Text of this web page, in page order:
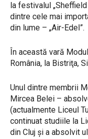
la festivalul
dintre cele mai
din lume – „Air-Edel”.
În această vară
România, la Bistriţa,
Unul dintre membrii
Mircea Belei –
(actualmente Liceul
continuat studiile la
din Cluj şi a absolvit